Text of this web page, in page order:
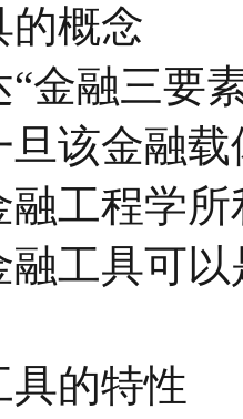
的概念
金融三要
旦该金融
融工程学
融工具可
具的特性